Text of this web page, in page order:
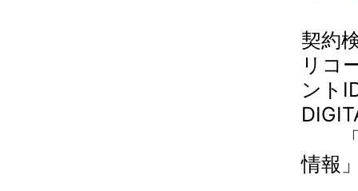
契約
リコ
ント
「
情報